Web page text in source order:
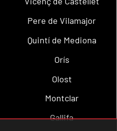
Pere de Vilamajor
Quintí de Mediona
Orís
Olost
Montclar
Gallifa